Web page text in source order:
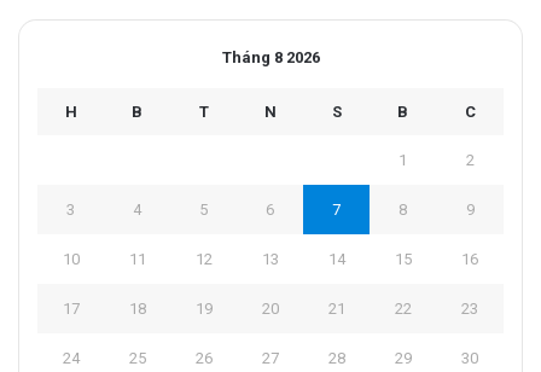
Tháng 8 2026
H B T N S B C
1 2
3 4 5 6 7 8 9
10 11 12 13 14 15 16
17 18 19 20 21 22 23
24 25 26 27 28 29 30